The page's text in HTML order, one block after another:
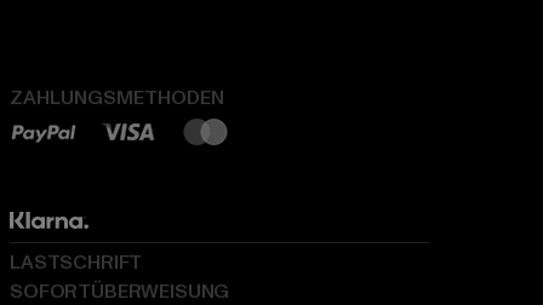
ZAHLUNGSMETHODEN
LASTSCHRIFT
SOFORTÜBERWEISUNG